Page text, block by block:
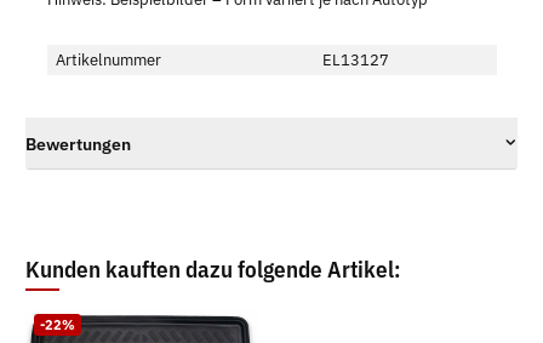
Artikelnummer EL13127
Bewertungen
Kunden kauften dazu folgende Artikel:
-22%